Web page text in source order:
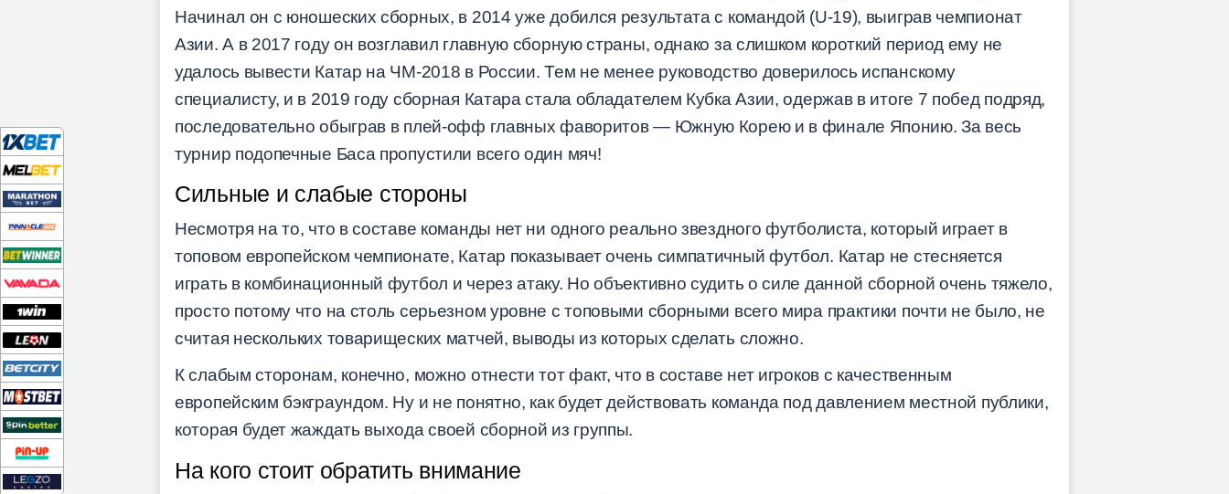
Начинал он с юношеских сборных, в 2014 уже добился результата с командой (U-19), выиграв чемпионат
Азии. А в 2017 году он возглавил главную сборную страны, однако за слишком короткий период ему не
удалось вывести Катар на ЧМ-2018 в России. Тем не менее руководство доверилось испанскому
специалисту, и в 2019 году сборная Катара стала обладателем Кубка Азии, одержав в итоге 7 побед подряд,
последовательно обыграв в плей-офф главных фаворитов — Южную Корею и в финале Японию. За весь
турнир подопечные Баса пропустили всего один мяч!
Сильные и слабые стороны
Несмотря на то, что в составе команды нет ни одного реально звездного футболиста, который играет в
топовом европейском чемпионате, Катар показывает очень симпатичный футбол. Катар не стесняется
играть в комбинационный футбол и через атаку. Но объективно судить о силе данной сборной очень тяжело,
просто потому что на столь серьезном уровне с топовыми сборными всего мира практики почти не было, не
считая нескольких товарищеских матчей, выводы из которых сделать сложно.
К слабым сторонам, конечно, можно отнести тот факт, что в составе нет игроков с качественным
европейским бэкграундом. Ну и не понятно, как будет действовать команда под давлением местной публики,
которая будет жаждать выхода своей сборной из группы.
На кого стоит обратить внимание